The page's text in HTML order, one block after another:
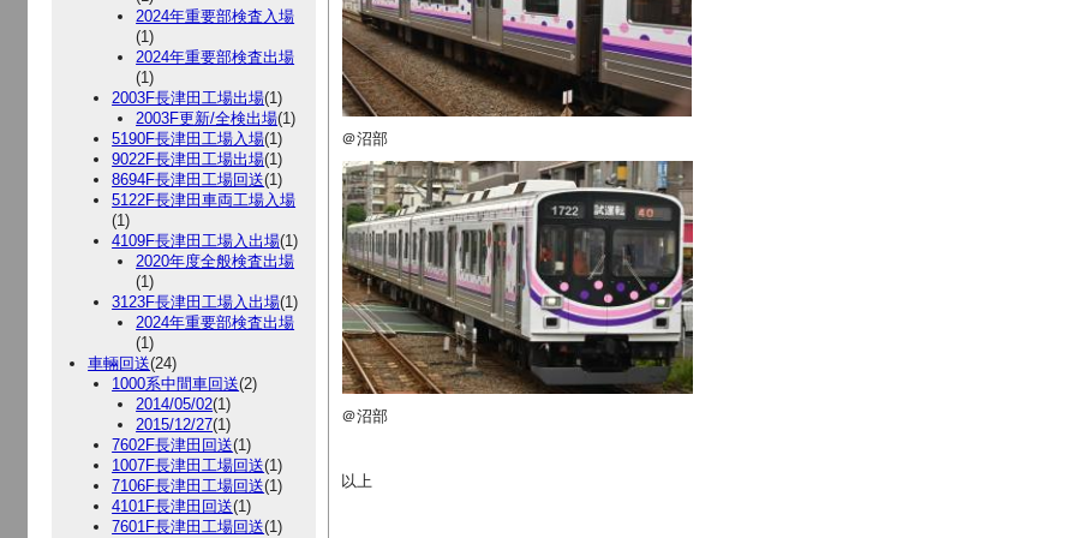
2024年重要部検査入場
(1)
2024年重要部検査出場
(1)
2003F長津田工場出場(1)
2003F更新/全検出場(1)
5190F長津田工場入場(1)
9022F長津田工場出場(1)
8694F長津田工場回送(1)
5122F長津田車両工場入場
(1)
4109F長津田工場入出場(1)
2020年度全般検査出場
(1)
3123F長津田工場入出場(1)
2024年重要部検査出場
(1)
車輛回送(24)
1000系中間車回送(2)
2014/05/02(1)
2015/12/27(1)
7602F長津田回送(1)
1007F長津田工場回送(1)
7106F長津田工場回送(1)
4101F長津田回送(1)
7601F長津田工場回送(1)
＠沼部
＠沼部
以上